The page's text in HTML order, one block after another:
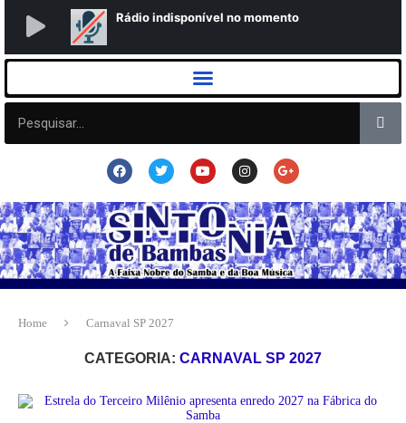
Home Carnaval SP 2027
CATEGORIA: CARNAVAL SP 2027